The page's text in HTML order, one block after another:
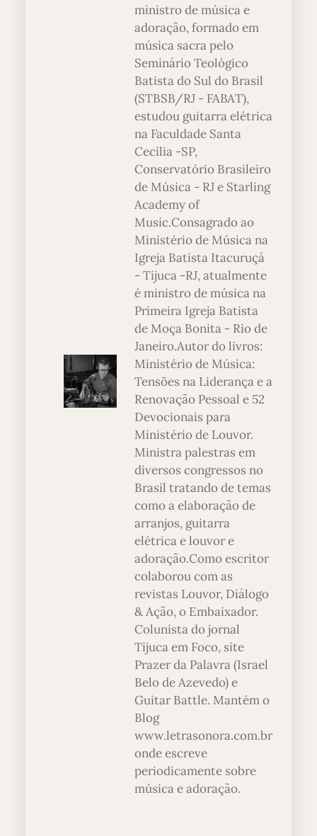
ministro de música e
adoração, formado em
música sacra pelo
Seminário Teológico
Batista do Sul do Brasil
(STBSB/RJ - FABAT),
estudou guitarra elétrica
na Faculdade Santa
Cecília -SP,
Conservatório Brasileiro
de Música - RJ e Starling
Academy of
Music.Consagrado ao
Ministério de Música na
Igreja Batista Itacuruçá
- Tijuca -RJ, atualmente
é ministro de música na
Primeira Igreja Batista
de Moça Bonita - Rio de
Janeiro.Autor do livros:
Ministério de Música:
Tensões na Liderança e a
Renovação Pessoal e 52
Devocionais para
Ministério de Louvor.
Ministra palestras em
diversos congressos no
Brasil tratando de temas
como a elaboração de
arranjos, guitarra
elétrica e louvor e
adoração.Como escritor
colaborou com as
revistas Louvor, Diálogo
& Ação, o Embaixador.
Colunista do jornal
Tijuca em Foco, site
Prazer da Palavra (Israel
Belo de Azevedo) e
Guitar Battle. Mantém o
Blog
www.letrasonora.com.br
onde escreve
periodicamente sobre
música e adoração.